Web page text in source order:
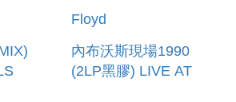
Floyd
內布沃斯現場1990
(2LP黑膠) LIVE AT